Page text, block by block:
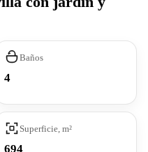
Baños
4
Superficie, m²
694